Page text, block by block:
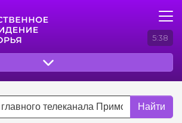
5:38
Найти